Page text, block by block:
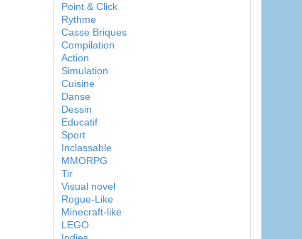
Point & Click
Rythme
Casse Briques
Compilation
Action
Simulation
Cuisine
Danse
Dessin
Educatif
Sport
Inclassable
MMORPG
Tir
Visual novel
Rogue-Like
Minecraft-like
LEGO